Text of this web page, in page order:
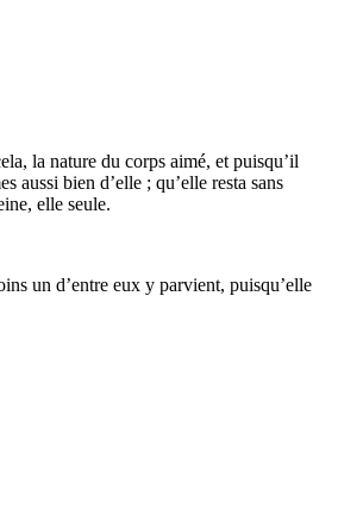
la nature du corps aimé, et puisqu’il
aussi bien d’elle ; qu’elle resta sans
elle seule.
un d’entre eux y parvient, puisqu’elle